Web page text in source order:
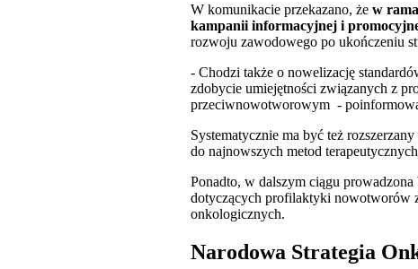
W komunikacie przekazano, że w
kampanii informacyjnej i
rozwoju zawodowego po ukończeniu
- Chodzi także o nowelizację
zdobycie umiejętności związanych z
przeciwnowotworowym -
Systematycznie ma być też
do najnowszych metod
Ponadto, w dalszym ciągu
dotyczących profilaktyki nowotworów
onkologicznych.
Narodowa Strategia